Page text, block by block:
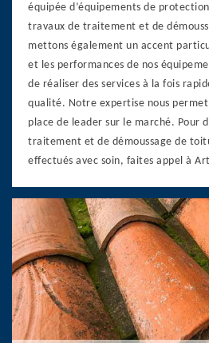
équipée d’équipements de
travaux de traitement et de
mettons également un accent
et les performances de nos
de réaliser des services à la fois
qualité. Notre expertise nous
place de leader sur le marché. Pour
traitement et de démoussage de
effectués avec soin, faites appel à